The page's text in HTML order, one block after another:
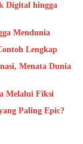
Digital hingga
Mendunia
Lengkap
Menata Dunia
Melalui Fiksi
Paling Epic?